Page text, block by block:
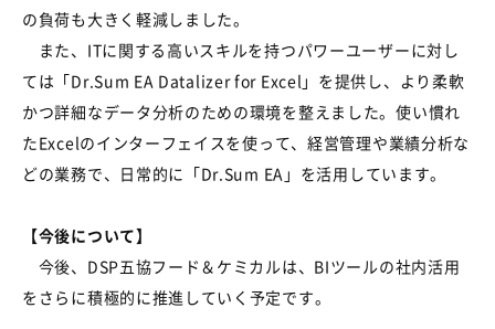
の負荷も大きく軽減しました。
また、ITに関する高いスキルを持つパワーユーザーに対し
ては「Dr.Sum EA Datalizer for Excel」を提供し、より柔軟
かつ詳細なデータ分析のための環境を整えました。使い慣れ
たExcelのインターフェイスを使って、経営管理や業績分析な
どの業務で、日常的に「Dr.Sum EA」を活用しています。
【今後について】
今後、DSP五協フード＆ケミカルは、BIツールの社内活用
をさらに積極的に推進していく予定です。